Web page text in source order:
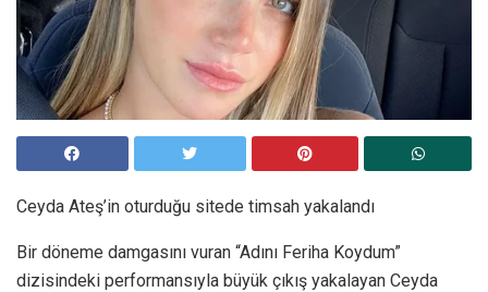
Ceyda Ateş’in oturduğu sitede timsah yakalandı
Bir döneme damgasını vuran “Adını Feriha Koydum”
dizisindeki performansıyla büyük çıkış yakalayan Ceyda